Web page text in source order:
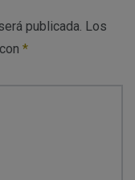
publicada. Los
*